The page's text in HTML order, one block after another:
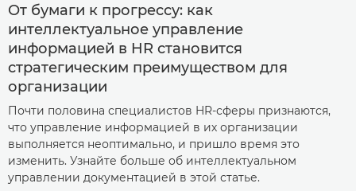
От бумаги к прогрессу: как
интеллектуальное управление
информацией в HR становится
стратегическим преимуществом для
организации
Почти половина специалистов HR-сферы признаются,
что управление информацией в их организации
выполняется неоптимально, и пришло время это
изменить. Узнайте больше об интеллектуальном
управлении документацией в этой статье.